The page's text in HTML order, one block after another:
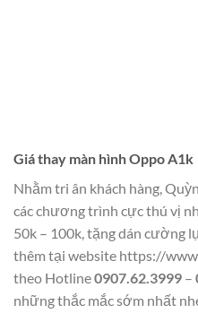
Giá thay màn hình Oppo A1k
Nhằm tri ân khách hàng,
các chương trình cực thú vị
50k – 100k, tặng dán cường
thêm tại website https://
theo Hotline0907.62.3999 –
những thắc mắc sớm nhất